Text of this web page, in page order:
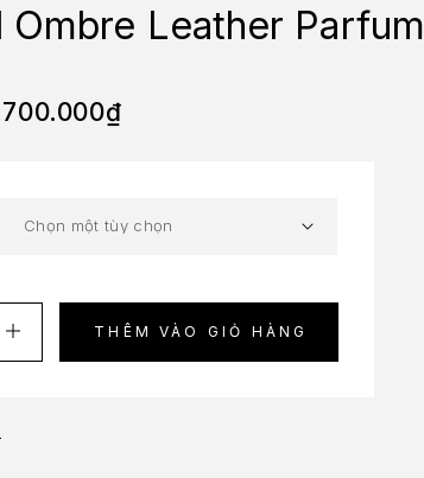
Ombre Leather Parfum
₫
THÊM VÀO GIỎ HÀNG